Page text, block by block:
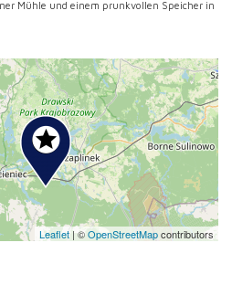
Mühle und einem prunkvollen Speicher in
Leaflet | ©OpenStreetMapcontributors